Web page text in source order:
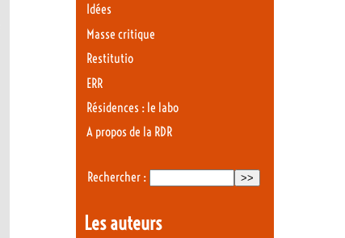
Idées
Masse critique
Restitutio
ERR
Résidences : le labo
A propos de la RDR
Rechercher :
Les auteurs